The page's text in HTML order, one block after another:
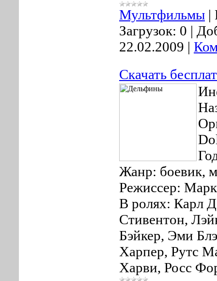
Мультфильмы |
Загрузок: 0 |
22.02.2009 |
Скачать
Жанр: боевик,
Режиссер:
В ролях: Карл
Стивентон,
Бэйкер, Эми
Харпер, Рутс
Харви, Росс